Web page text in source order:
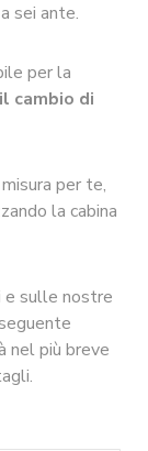
sei ante.
per la
il cambio di
per te,
la cabina
e sulle nostre
nel più breve